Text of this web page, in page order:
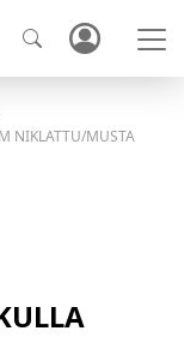
NIKLATTU/MUSTA